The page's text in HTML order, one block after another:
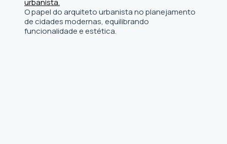
O papel do arquiteto urbanista no planejamento
de cidades modernas, equilibrando
funcionalidade e estética.